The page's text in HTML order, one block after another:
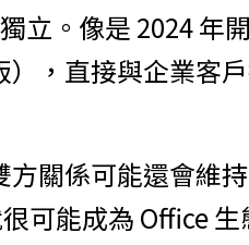
立。像是 2024 年
，直接與企業客
關係可能還會維
可能成為 Office